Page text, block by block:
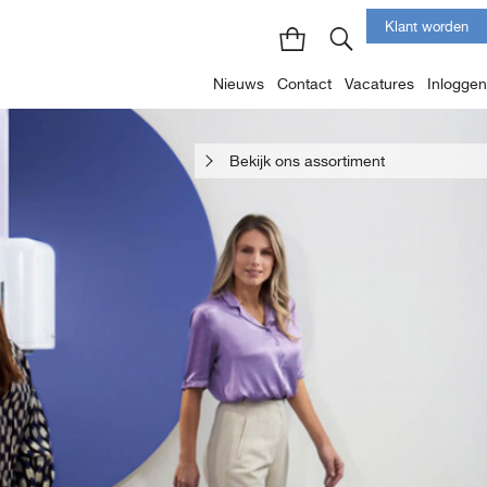
Nieuws Contact Vacatures Inloggen
Klant worden
Bekijk ons assortiment